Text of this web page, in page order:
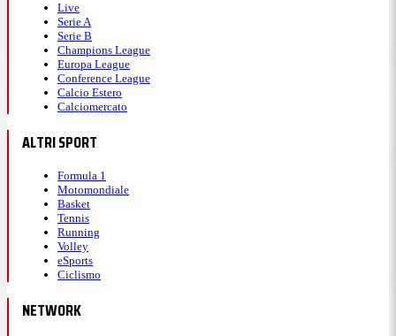
Live
Serie A
Serie B
Champions League
Europa League
Conference League
Calcio Estero
Calciomercato
ALTRI SPORT
Formula 1
Motomondiale
Basket
Tennis
Running
Volley
eSports
Ciclismo
NETWORK